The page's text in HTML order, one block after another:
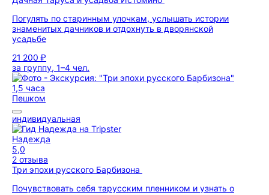
Погулять по старинным улочкам, услышать истории
знаменитых дачников и отдохнуть в дворянской
усадьбе
21 200 ₽
за группу, 1–4 чел.
1,5 часа
Пешком
индивидуальная
Надежда
5,0
2 отзыва
Три эпохи русского Барбизона
Почувствовать себя тарусским пленником и узнать о